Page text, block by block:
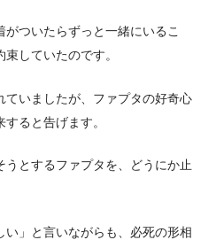
ついたらずっと一緒にいるこ
していたのです。
いましたが、ファプタの好奇心
ると告げます。
とするファプタを、どうにか止
」と言いながらも、必死の形相